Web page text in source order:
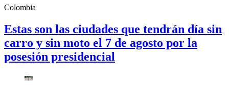
Colombia
Estas son las ciudades que tendrán día sin
carro y sin moto el 7 de agosto por la
posesión presidencial